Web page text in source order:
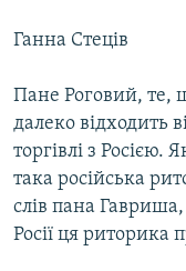
Ганна Стеців
Пане Роговий, те,
далеко відходить
торгівлі з Росією.
така російська
слів пана
Росії ця риторика